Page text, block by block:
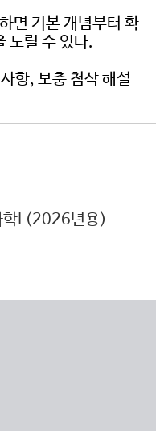
면 기본 개념부터 확
노릴 수 있다.
항, 보충 첨삭 해설
학I (2026년용)